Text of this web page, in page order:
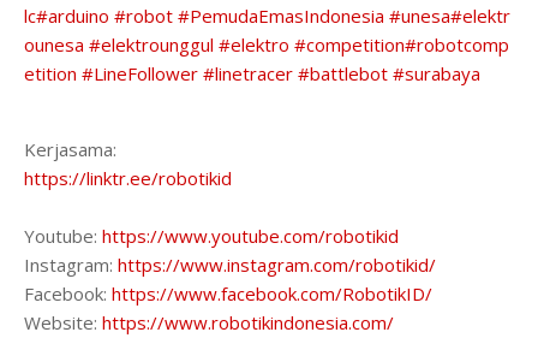
lc#arduino #robot #PemudaEmasIndonesia #unesa#elektr
ounesa #elektrounggul #elektro #competition#robotcomp
etition #LineFollower #linetracer #battlebot #surabaya
Kerjasama:
https://linktr.ee/robotikid
Youtube: https://www.youtube.com/robotikid
Instagram: https://www.instagram.com/robotikid/
Facebook: https://www.facebook.com/RobotikID/
Website: https://www.robotikindonesia.com/